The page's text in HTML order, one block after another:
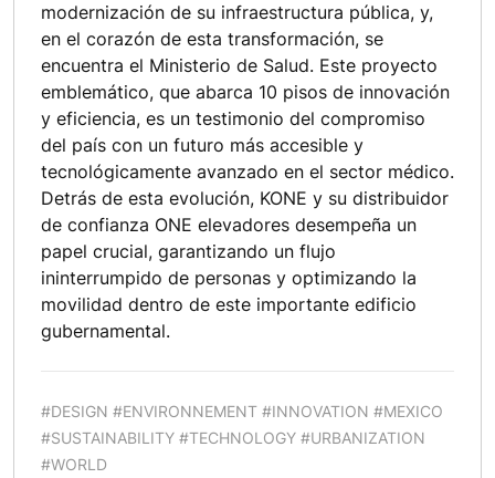
modernización de su infraestructura pública, y,
en el corazón de esta transformación, se
encuentra el Ministerio de Salud. Este proyecto
emblemático, que abarca 10 pisos de innovación
y eficiencia, es un testimonio del compromiso
del país con un futuro más accesible y
tecnológicamente avanzado en el sector médico.
Detrás de esta evolución, KONE y su distribuidor
de confianza ONE elevadores desempeña un
papel crucial, garantizando un flujo
ininterrumpido de personas y optimizando la
movilidad dentro de este importante edificio
gubernamental.
#DESIGN #ENVIRONNEMENT #INNOVATION #MEXICO
#SUSTAINABILITY #TECHNOLOGY #URBANIZATION
#WORLD